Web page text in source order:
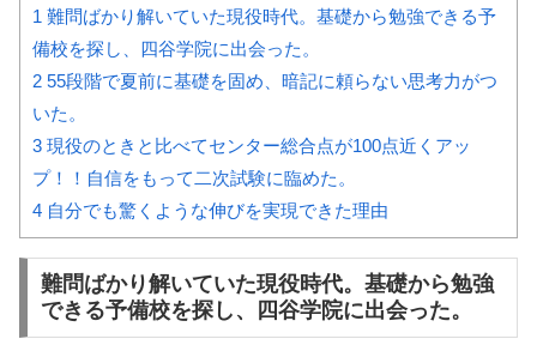
1 難問ばかり解いていた現役時代。基礎から勉強できる予
備校を探し、四谷学院に出会った。
2 55段階で夏前に基礎を固め、暗記に頼らない思考力がつ
いた。
3 現役のときと比べてセンター総合点が100点近くアッ
プ！！自信をもって二次試験に臨めた。
4 自分でも驚くような伸びを実現できた理由
難問ばかり解いていた現役時代。基礎から勉強
できる予備校を探し、四谷学院に出会った。